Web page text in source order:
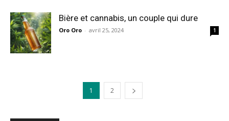
Bière et cannabis, un couple qui dure
Oro Oro - avril 25, 2024 1
1 2